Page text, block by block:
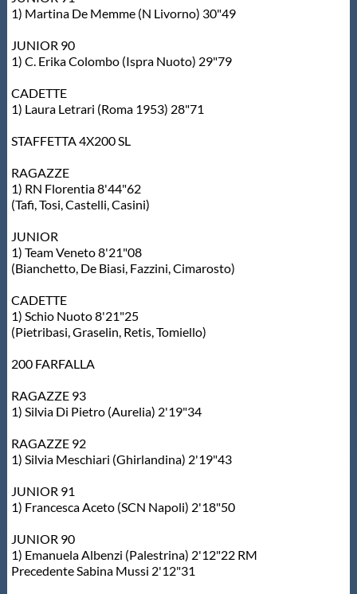
1) Martina De Memme (N Livorno) 30"49
JUNIOR 90
1) C. Erika Colombo (Ispra Nuoto) 29"79
CADETTE
1) Laura Letrari (Roma 1953) 28"71
STAFFETTA 4X200 SL
RAGAZZE
1) RN Florentia 8'44"62
(Tafi, Tosi, Castelli, Casini)
JUNIOR
1) Team Veneto 8'21"08
(Bianchetto, De Biasi, Fazzini, Cimarosto)
CADETTE
1) Schio Nuoto 8'21"25
(Pietribasi, Graselin, Retis, Tomiello)
200 FARFALLA
RAGAZZE 93
1) Silvia Di Pietro (Aurelia) 2'19"34
RAGAZZE 92
1) Silvia Meschiari (Ghirlandina) 2'19"43
JUNIOR 91
1) Francesca Aceto (SCN Napoli) 2'18"50
JUNIOR 90
1) Emanuela Albenzi (Palestrina) 2'12"22 RM
Precedente Sabina Mussi 2'12"31